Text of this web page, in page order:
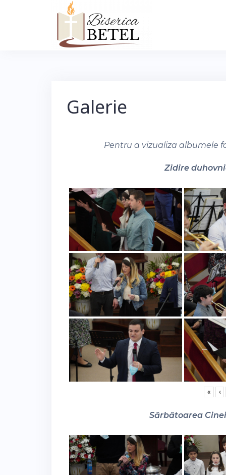
Galerie
Pentru a vizualiza albumele
Zidire
« ‹
Sărbătoarea